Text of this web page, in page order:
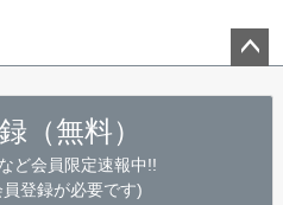
（無料）
ど会員限定速報中!!
登録が必要です)